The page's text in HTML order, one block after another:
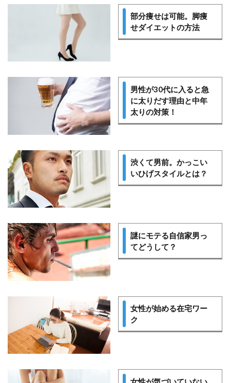
部分痩せは可能。脚痩
せダイエットの方法
男性が30代に入ると急
に太りだす理由と中年
太りの対策！
渋くて男前。かっこい
いひげスタイルとは？
謎にモテる自信家男っ
てどうして？
女性が始める在宅ワー
ク